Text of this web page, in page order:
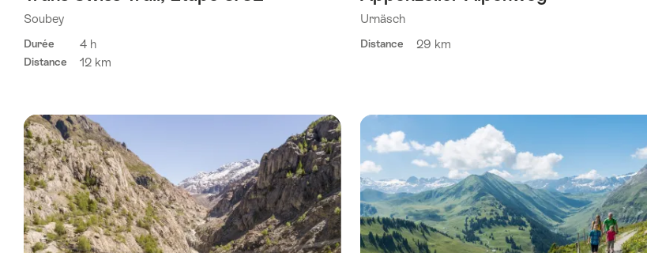
Soubey
Durée 4 h
Distance 12 km
Urnäsch
Distance 29 km